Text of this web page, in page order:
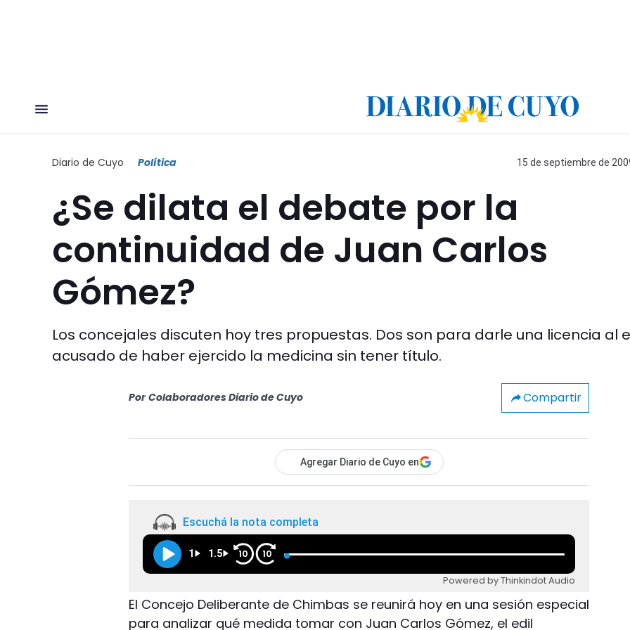
Diario de Cuyo Política 15 de septiembre de
¿Se dilata el debate por la
continuidad de Juan Carlos
Gómez?
Los concejales discuten hoy tres propuestas. Dos son para darle una licencia al
acusado de haber ejercido la medicina sin tener título.
Por Colaboradores Diario de Cuyo Compartir
Agregar Diario de Cuyo en
Escuchá la nota completa
1 1.5 10 10
Powered by Thinkindot Audio
El Concejo Deliberante de Chimbas se reunirá hoy en una sesión especial
para analizar qué medida tomar con Juan Carlos Gómez, el edil